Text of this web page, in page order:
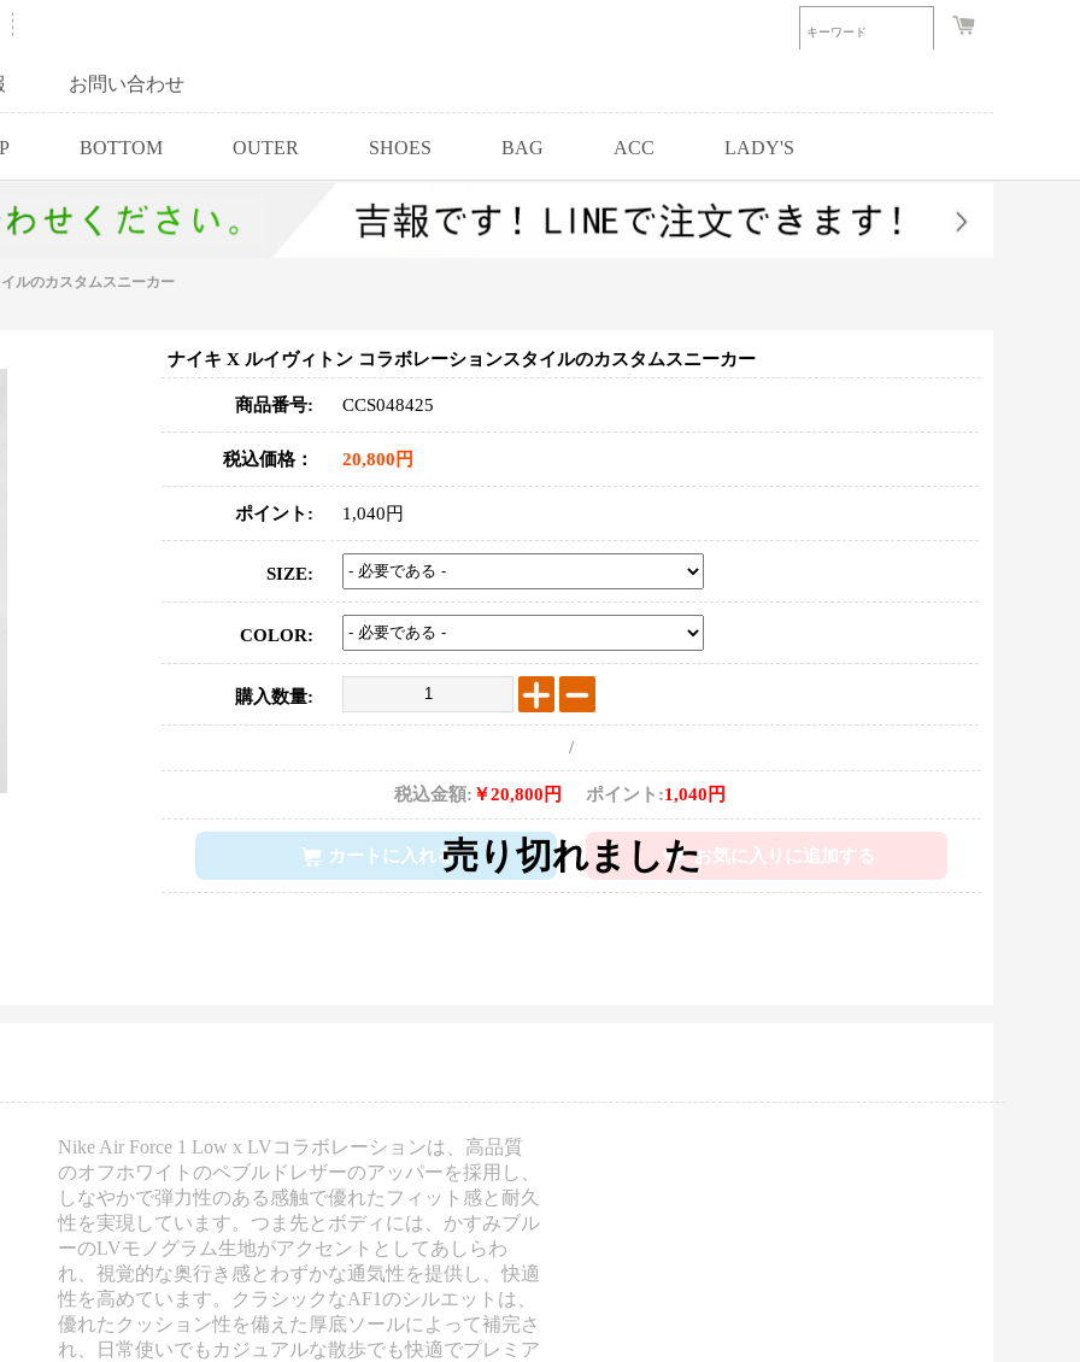
お問い合わせ
BOTTOM OUTER SHOES BAG ACC LADY'S
ルのカスタムスニーカー
ナイキ X ルイヴィトン コラボレーションスタイルのカスタムスニーカー
商品番号: CCS048425
税込価格： 20,800円
ポイント: 1,040円
SIZE:
COLOR:
購入数量:
/
税込金額: ￥20,800円 ポイント:1,040円
カートに入れる お気に入りに追加する
Nike Air Force 1 Low x LVコラボレーションは、高品質
のオフホワイトのペブルドレザーのアッパーを採用し、
しなやかで弾力性のある感触で優れたフィット感と耐久
性を実現しています。つま先とボディには、かすみブル
ーのLVモノグラム生地がアクセントとしてあしらわ
れ、視覚的な奥行き感とわずかな通気性を提供し、快適
性を高めています。クラシックなAF1のシルエットは、
優れたクッション性を備えた厚底ソールによって補完さ
れ、日常使いでもカジュアルな散歩でも快適でプレミア